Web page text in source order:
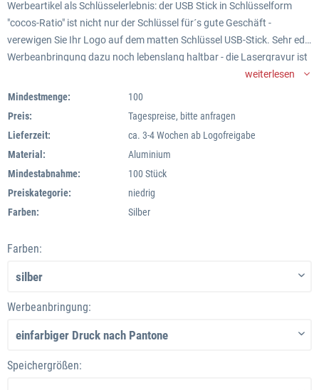
Werbeartikel als Schlüsselerlebnis: der USB Stick in Schlüsselform
"cocos-Ratio" ist nicht nur der Schlüssel für´s gute Geschäft -
verewigen Sie Ihr Logo auf dem matten Schlüssel USB-Stick. Sehr edle
Werbeanbringung dazu noch lebenslang haltbar - die Lasergravur ist
Selbstverständlich bekommen Sie den Schlüssel-Stick auch mit einem
weiterlesen
Mindestmenge:
100
Preis:
Tagespreise, bitte anfragen
Lieferzeit:
ca. 3-4 Wochen ab Logofreigabe
Material:
Aluminium
Mindestabnahme:
100 Stück
Preiskategorie:
niedrig
Farben:
Silber
Farben:
Werbeanbringung:
Speichergrößen: